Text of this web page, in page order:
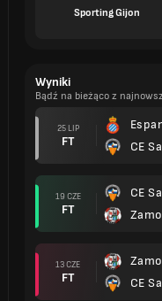
Sporting Gijon
Wyniki
Bądź na bieżąco z
25 LIP
FT
CE
19 CZE
FT
CE
13 CZE
FT
CE